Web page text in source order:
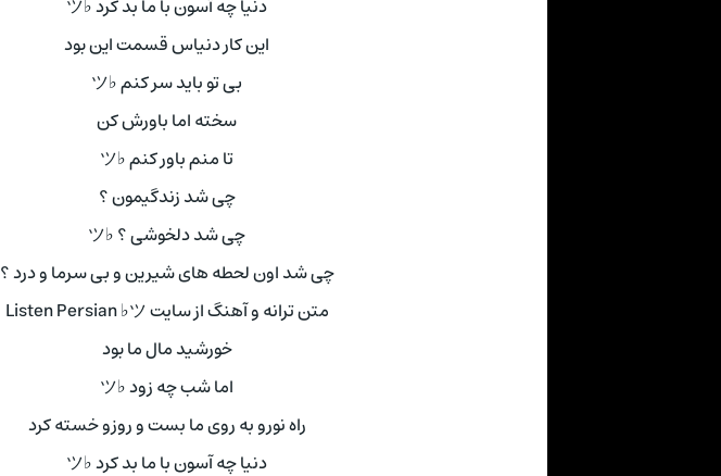
این کار دنیاس قسمت این بود
بی تو باید سر کنم ♭ツ
سخته اما باورش کن
تا منم باور کنم ♭ツ
چی شد زندگیمون ؟
چی شد دلخوشی ؟ ♭ツ
چی شد اون لحطه های شیرین و بی سرما و درد ؟
متن ترانه و آهنگ از سایت Listen Persian ♭ツ
خورشید مال ما بود
اما شب چه زود ♭ツ
راه نورو به روی ما بست و روزو خسته کرد
دنیا چه آسون با ما بد کرد ♭ツ